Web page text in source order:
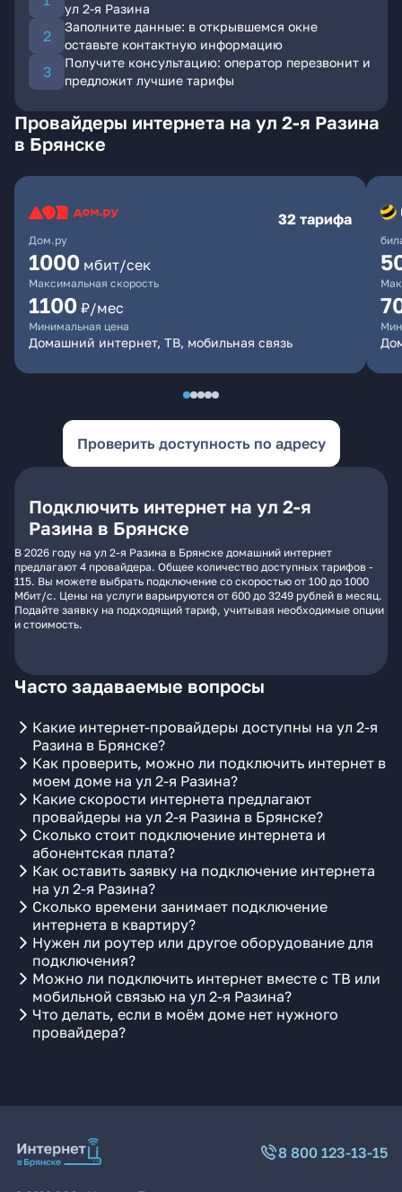
ул 2-я Разина
Заполните данные: в открывшемся окне
оставьте контактную информацию
Получите консультацию: оператор перезвонит и
предложит лучшие тарифы
Провайдеры интернета на ул 2-я Разина
в Брянске
Дом.ру
32 тарифа
1000 мбит/сек
Максимальная скорость
1100 ₽/мес
Минимальная цена
Домашний интернет, ТВ, мобильная связь
Проверить доступность по адресу
Подключить интернет на ул 2-я
Разина в Брянске
В 2026 году на ул 2-я Разина в Брянске домашний интернет
предлагают 4 провайдера. Общее количество доступных тарифов -
115. Вы можете выбрать подключение со скоростью от 100 до 1000
Мбит/с. Цены на услуги варьируются от 600 до 3249 рублей в месяц.
Подайте заявку на подходящий тариф, учитывая необходимые опции
и стоимость.
Часто задаваемые вопросы
Какие интернет-провайдеры доступны на ул 2-я
Разина в Брянске?
Как проверить, можно ли подключить интернет в
моем доме на ул 2-я Разина?
Какие скорости интернета предлагают
провайдеры на ул 2-я Разина в Брянске?
Сколько стоит подключение интернета и
абонентская плата?
Как оставить заявку на подключение интернета
на ул 2-я Разина?
Сколько времени занимает подключение
интернета в квартиру?
Нужен ли роутер или другое оборудование для
подключения?
Можно ли подключить интернет вместе с ТВ или
мобильной связью на ул 2-я Разина?
Что делать, если в моём доме нет нужного
провайдера?
8 800 123-13-15